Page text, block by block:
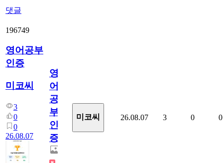
댓글
196749
영어공부
인증
미코씨
3
0
0
26.08.07
영
어
공
부
인
증
미코씨 26.08.07 3 0 0